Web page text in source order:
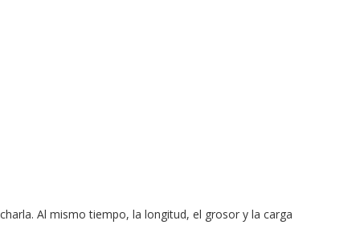
Al mismo tiempo, la longitud, el grosor y la carga